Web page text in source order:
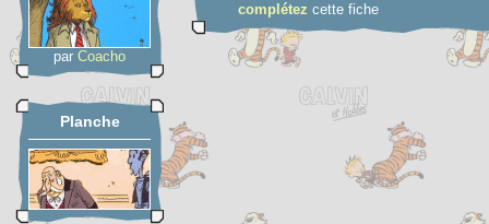
par Coacho
Planche
complétez cette fiche